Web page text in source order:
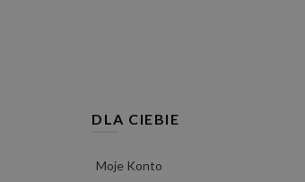
DLA CIEBIE
Moje Konto